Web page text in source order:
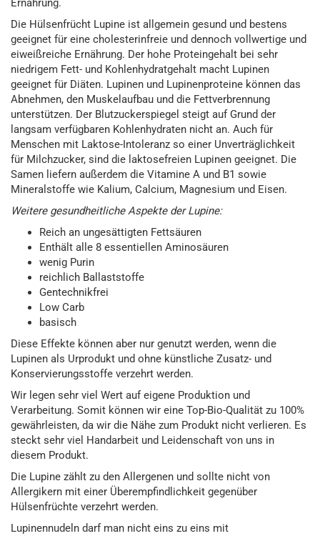
Ernährung.
Die Hülsenfrücht Lupine ist allgemein gesund und bestens
geeignet für eine cholesterinfreie und dennoch vollwertige und
eiweißreiche Ernährung. Der hohe Proteingehalt bei sehr
niedrigem Fett- und Kohlenhydratgehalt macht Lupinen
geeignet für Diäten. Lupinen und Lupinenproteine können das
Abnehmen, den Muskelaufbau und die Fettverbrennung
unterstützen. Der Blutzuckerspiegel steigt auf Grund der
langsam verfügbaren Kohlenhydraten nicht an. Auch für
Menschen mit Laktose-Intoleranz so einer Unverträglichkeit
für Milchzucker, sind die laktosefreien Lupinen geeignet. Die
Samen liefern außerdem die Vitamine A und B1 sowie
Mineralstoffe wie Kalium, Calcium, Magnesium und Eisen.
Weitere gesundheitliche Aspekte der Lupine:
Reich an ungesättigten Fettsäuren
Enthält alle 8 essentiellen Aminosäuren
wenig Purin
reichlich Ballaststoffe
Gentechnikfrei
Low Carb
basisch
Diese Effekte können aber nur genutzt werden, wenn die
Lupinen als Urprodukt und ohne künstliche Zusatz- und
Konservierungsstoffe verzehrt werden.
Wir legen sehr viel Wert auf eigene Produktion und
Verarbeitung. Somit können wir eine Top-Bio-Qualität zu 100%
gewährleisten, da wir die Nähe zum Produkt nicht verlieren. Es
steckt sehr viel Handarbeit und Leidenschaft von uns in
diesem Produkt.
Die Lupine zählt zu den Allergenen und sollte nicht von
Allergikern mit einer Überempfindlichkeit gegenüber
Hülsenfrüchte verzehrt werden.
Lupinennudeln darf man nicht eins zu eins mit